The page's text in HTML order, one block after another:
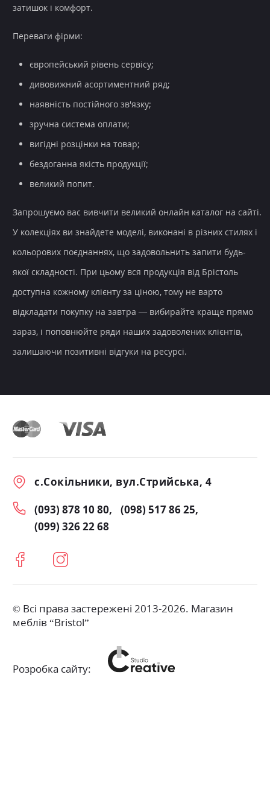
затишок і комфорт.
Переваги фірми:
європейський рівень сервісу;
дивовижний асортиментний ряд;
наявність постійного зв'язку;
зручна система оплати;
вигідні розцінки на товар;
бездоганна якість продукції;
великий попит.
Запрошуємо вас вивчити великий онлайн каталог на сайті.
У колекціях ви знайдете моделі, виконані в різних стилях і
кольорових поєднаннях, що задовольнить запити будь-
якої складності. При цьому вся продукція від Брістоль
доступна кожному клієнту за ціною, тому не варто
відкладати покупку на завтра — вибирайте краще прямо
зараз, і поповнюйте ряди наших задоволених клієнтів,
залишаючи позитивні відгуки на ресурсі.
с.Сокільники, вул.Стрийська, 4
(093) 878 10 80
(098) 517 86 25
(099) 326 22 68
© Всі права застережені 2013-2026. Магазин
меблів “Bristol”
Розробка сайту: